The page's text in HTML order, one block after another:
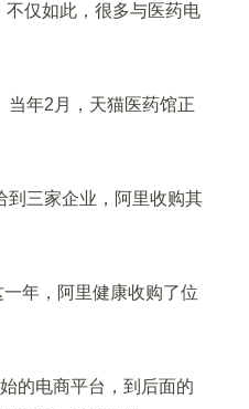
仅如此，很多与医药电
年2月，天猫医药馆正
三家企业，阿里收购其
年，阿里健康收购了位
的电商平台，到后面的